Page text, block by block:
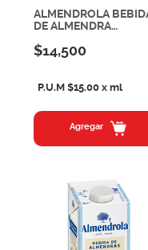
$14,500
P.U.M $15.00 x ml
Agregar